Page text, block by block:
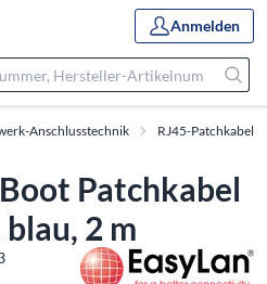
Anmelden
Anschlusstechnik RJ45-Patchkabel
Patchkabel
2 m